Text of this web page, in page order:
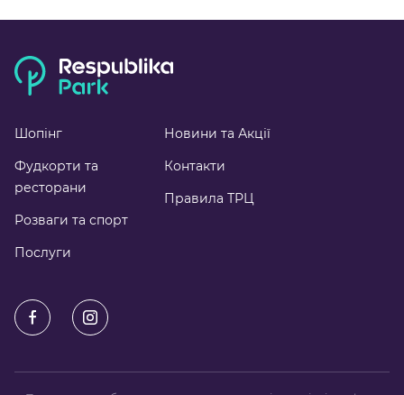
Шопінг
Фудкорти та
ресторани
Розваги та спорт
Послуги
Новини та Акції
Контакти
Правила ТРЦ